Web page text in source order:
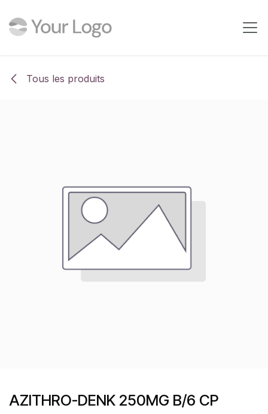
Tous les produits
AZITHRO-DENK 250MG B/6 CP